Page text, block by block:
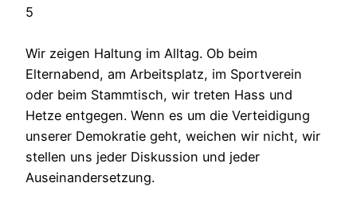
5
Wir zeigen Haltung im Alltag. Ob beim
Elternabend, am Arbeitsplatz, im Sportverein
oder beim Stammtisch, wir treten Hass und
Hetze entgegen. Wenn es um die Verteidigung
unserer Demokratie geht, weichen wir nicht, wir
stellen uns jeder Diskussion und jeder
Auseinandersetzung.